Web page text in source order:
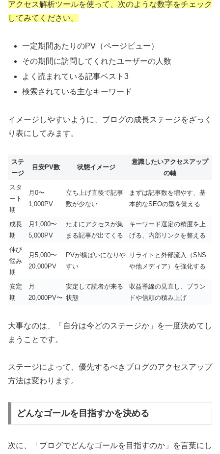
アクセス解析ツールを使って、次のような数字をチェック
してみてください。
一定期間あたりのPV（ページビュー）
その期間に訪問してくれたユーザーの人数
よく読まれている記事ベスト3
検索されている主なキーワード
イメージしやすいように、ブログの成長ステージをざっく
り表にしてみます。
ステ
ージ
目安PV数 状態イメージ
意識したいアクセスアップ
の軸
スタ
ート
期
月0〜
1,000PV
立ち上げ直後で記事
数が少ない
まずは記事数を増やす、基
本的なSEOの型を覚える
成長
期
月1,000〜
5,000PV
たまにアクセスが集
まる記事が出てくる
キーワード選定の精度を上
げる、内部リンクを整える
伸び
悩み
期
月5,000〜
20,000PV
PVが横ばいになりや
すい
リライトと外部流入（SNS
や他メディア）を強化する
安定
期
月
20,000PV〜
安定して読者が来る
状態
収益導線の見直し、ブラン
ドや信頼の積み上げ
大事なのは、「自分は今どのステージか」を一度決めてし
まうことです。
ステージによって、優先するべきブログのアクセスアップ
方法は変わります。
どんなゴールを目指すかを決める
次に、「ブログでどんなゴールを目指すのか」を言葉にし